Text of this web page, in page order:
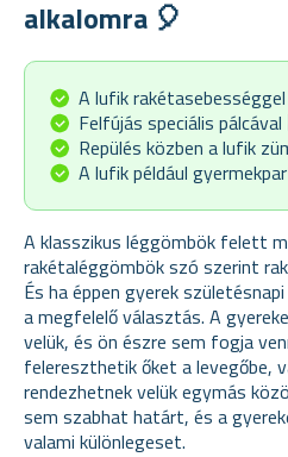
alkalomra 🎈
A lufik
Felfújás speciális
Repülés közben a lufik
A lufik például
A klasszikus léggömbök felett
rakétaléggömbök szó szerint
És ha éppen gyerek
a megfelelő választás. A
velük, és ön észre sem fogja
felereszthetik őket a levegőbe,
rendezhetnek velük egymás
sem szabhat határt, és a
valami különlegeset.